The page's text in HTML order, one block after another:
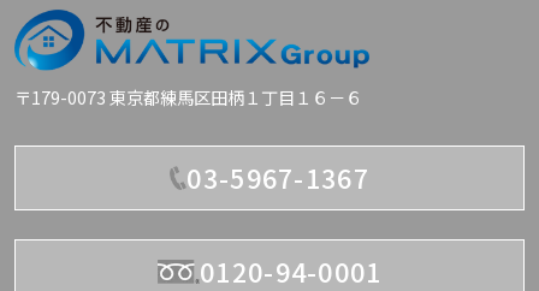
〒179-0073 東京都練馬区田柄１丁目１６－６
03-5967-1367
0120-94-0001